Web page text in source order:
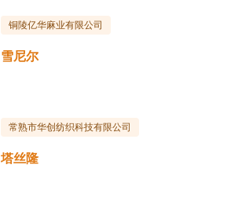
铜陵亿华麻业有限公司
雪尼尔
常熟市华创纺织科技有限公司
塔丝隆